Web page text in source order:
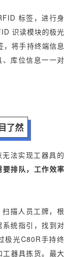
标签，进行身
识读模块的极光
，将手持终端信息
库位信息一一对
了然
法实现工器具的
排队，工作效率
描人员工牌，根
统指引，找到对
极光C80R手持终
器具拣货。最大